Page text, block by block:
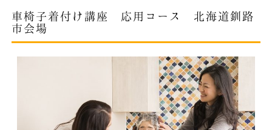
車椅子着付け講座 応用コース 北海道釧路
市会場